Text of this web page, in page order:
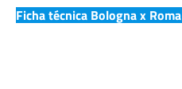
Ficha técnica Bologna x Roma